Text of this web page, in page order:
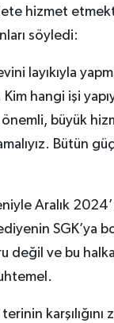
hizmet
söyledi:
layıkıyla
hangi işi
büyük
Bütün
Aralık
SGK’ya
ve bu